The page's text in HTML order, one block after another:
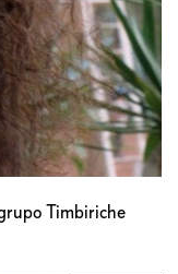
Timbiriche